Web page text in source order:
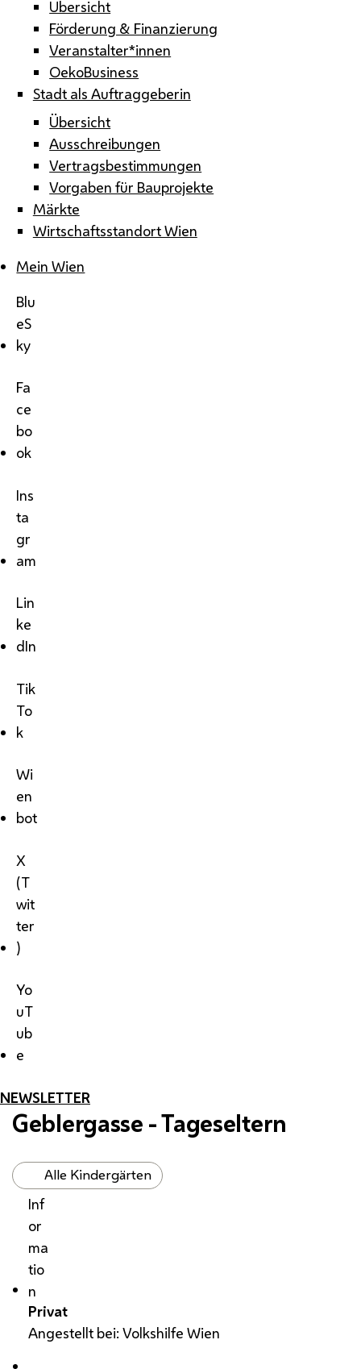
Übersicht
Förderung & Finanzierung
Veranstalter*innen
OekoBusiness
Stadt als Auftraggeberin
Übersicht
Ausschreibungen
Vertragsbestimmungen
Vorgaben für Bauprojekte
Märkte
Wirtschaftsstandort Wien
Mein Wien
Blu
eS
ky
Fa
ce
bo
ok
Ins
ta
gr
am
Lin
ke
dIn
Tik
To
k
Wi
en
bot
X
(T
wit
ter
)
Yo
uT
ub
e
NEWSLETTER
Geblergasse - Tageseltern
Alle Kindergärten
Inf
or
ma
tio
n
Privat
Angestellt bei: Volkshilfe Wien